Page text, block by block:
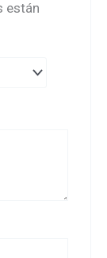
están